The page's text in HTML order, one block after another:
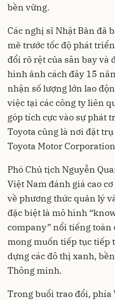
bền vững.
Các nghị sĩ Nhật Bản đã
mẽ trước tốc độ phát
đổi rõ rệt của sân bay và
hình ảnh cách đây 15
nhận số lượng lớn lao
việc tại các công ty liên
góp tích cực vào sự phát
Toyota cũng là nơi đặt
Toyota Motor
Phó Chủ tịch Nguyễn
Việt Nam đánh giá cao
về phương thức quản lý
đặc biệt là mô hình
company” nổi tiếng toàn
mong muốn tiếp tục tiếp
dựng các đô thị xanh,
Thông minh.
Trong buổi trao đổi,